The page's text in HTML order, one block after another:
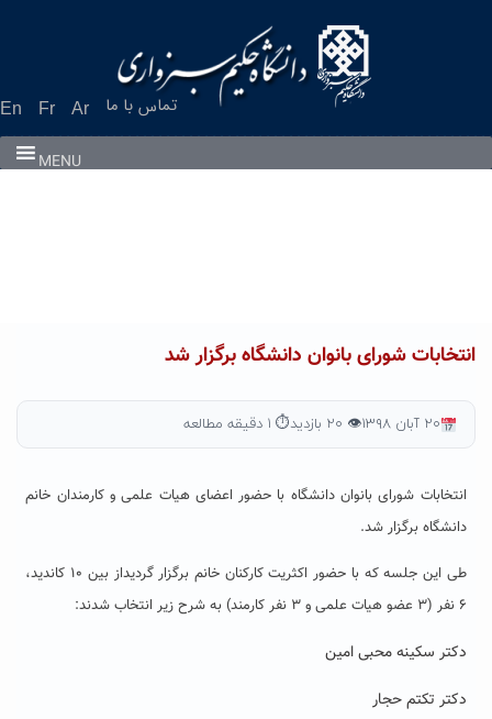
En Fr Ar تماس با ما
MENU
انتخابات شورای بانوان دانشگاه برگزار شد
۲۰ آبان ۱۳۹۸ 👁 ۲۰ بازدید ⏱ ۱ دقیقه مطالعه
انتخابات شورای بانوان دانشگاه با حضور اعضای هیات علمی و کارمندان خانم
دانشگاه برگزار شد.
طی این جلسه که با حضور اکثریت کارکنان خانم برگزار گردیداز بین ۱۰ کاندید،
۶ نفر (۳ عضو هیات علمی و ۳ نفر کارمند) به شرح زیر انتخاب شدند:
دکتر سکینه محبی امین
دکتر تکتم حجار